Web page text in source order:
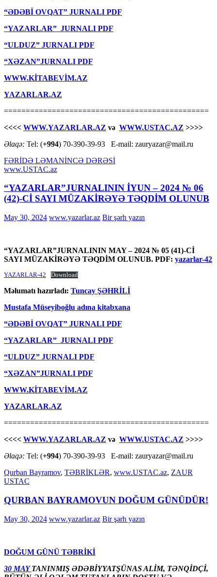
“ƏDƏBİ OVQAT” JURNALI PDF
“YAZARLAR” JURNALI PDF
“ULDUZ” JURNALI PDF
“XƏZAN”JURNALI PDF
WWW.KİTABEVİM.AZ
YAZARLAR.AZ
===============================================
<<<< WWW.YAZARLAR.AZ və WWW.USTAC.AZ >>>>
Əlaqə: Tel: (+994) 70-390-39-93 E-mail: zauryazar@mail.ru
FƏRİDƏ LƏMANİNCƏ DƏRƏSİ
www.USTAC.az
“YAZARLAR”JURNALININ İYUN – 2024 № 06
(42)-Cİ SAYI MÜZAKİRƏYƏ TƏQDİM OLUNUB
May 30, 2024 www.yazarlar.az Bir şərh yazın
“YAZARLAR”JURNALININ MAY – 2024 № 05 (41)-Cİ
SAYI MÜZAKİRƏYƏ TƏQDİM OLUNUB. PDF: yazarlar-42
YAZARLAR-42 Download
Məlumatı hazırladı: Tuncay ŞƏHRİLİ
Mustafa Müseyiboğlu adına kitabxana
“ƏDƏBİ OVQAT” JURNALI PDF
“YAZARLAR” JURNALI PDF
“ULDUZ” JURNALI PDF
“XƏZAN”JURNALI PDF
WWW.KİTABEVİM.AZ
YAZARLAR.AZ
===============================================
<<<< WWW.YAZARLAR.AZ və WWW.USTAC.AZ >>>>
Əlaqə: Tel: (+994) 70-390-39-93 E-mail: zauryazar@mail.ru
Qurban Bayramov, TƏBRİKLƏR, www.USTAC.az, ZAUR
USTAC
QURBAN BAYRAMOVUN DOĞUM GÜNÜDÜR!
May 30, 2024 www.yazarlar.az Bir şərh yazın
DOĞUM GÜNÜ TƏBRİKİ
30 MAY TANINMIŞ ƏDƏBİYYATŞÜNAS ALİM, TƏNQİDÇİ,